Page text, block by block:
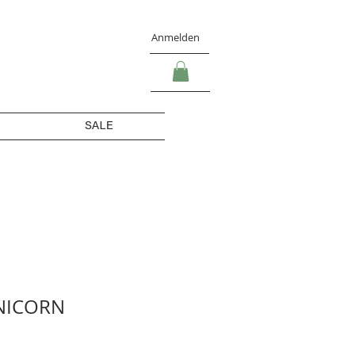
Anmelden
SALE